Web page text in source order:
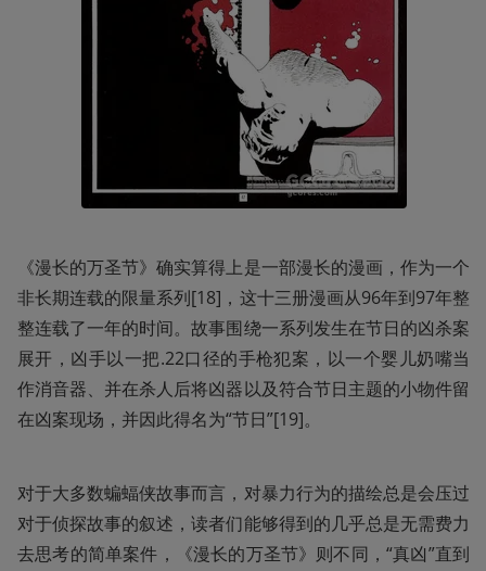
《漫长的万圣节》确实算得上是一部漫长的漫画，作为一个
非长期连载的限量系列[18]，这十三册漫画从96年到97年整
整连载了一年的时间。故事围绕一系列发生在节日的凶杀案
展开，凶手以一把.22口径的手枪犯案，以一个婴儿奶嘴当
作消音器、并在杀人后将凶器以及符合节日主题的小物件留
在凶案现场，并因此得名为“节日”[19]。
对于大多数蝙蝠侠故事而言，对暴力行为的描绘总是会压过
对于侦探故事的叙述，读者们能够得到的几乎总是无需费力
去思考的简单案件，《漫长的万圣节》则不同，“真凶”直到